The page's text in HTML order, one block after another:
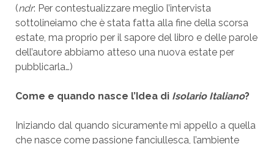
(ndr: Per contestualizzare meglio l’intervista
sottolineiamo che è stata fatta alla fine della scorsa
estate, ma proprio per il sapore del libro e delle parole
dell’autore abbiamo atteso una nuova estate per
pubblicarla…)
Come e quando nasce l’Idea di Isolario Italiano?
Iniziando dal quando sicuramente mi appello a quella
che nasce come passione fanciullesca, l’ambiente